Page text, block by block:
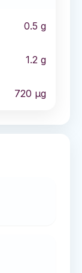
0.5 g
1.2 g
720 µg